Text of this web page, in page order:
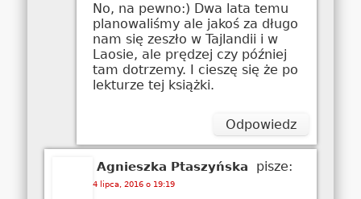
No, na pewno:) Dwa lata temu
planowaliśmy ale jakoś za długo
nam się zeszło w Tajlandii i w
Laosie, ale prędzej czy później
tam dotrzemy. I cieszę się że po
lekturze tej książki.
Odpowiedz
Agnieszka Ptaszyńska pisze:
4 lipca, 2016 o 19:19